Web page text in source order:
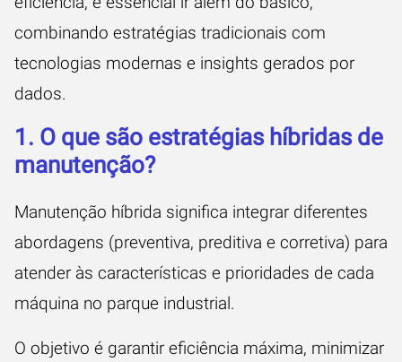
combinando estratégias tradicionais com
tecnologias modernas e insights gerados por
dados.
1. O que são estratégias híbridas de
manutenção?
Manutenção híbrida significa integrar diferentes
abordagens (preventiva, preditiva e corretiva) para
atender às características e prioridades de cada
máquina no parque industrial.
O objetivo é garantir eficiência máxima, minimizar